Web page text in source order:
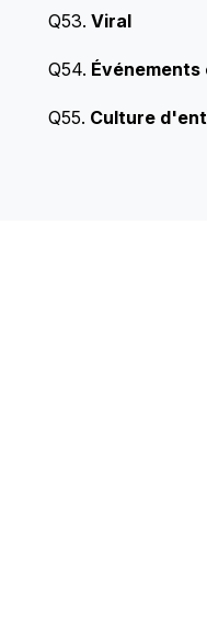
Q53. Viral
Q54.
Q55. Culture